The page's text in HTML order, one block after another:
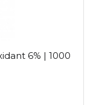
6% | 1000